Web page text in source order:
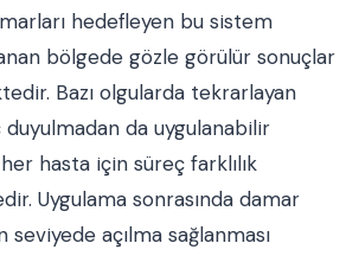
hedefleyen bu sistem
bölgede gözle görülür sonuçlar
Bazı olgularda tekrarlayan
da uygulanabilir
hasta için süreç farklılık
Uygulama sonrasında damar
açılma sağlanması